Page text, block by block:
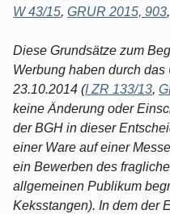
W 43/15, GRUR 2015, 903
Diese Grundsätze zum
Werbung haben durch
23.10.2014 (I ZR 133/13,
keine Änderung oder
der BGH in dieser
einer Ware auf einer
ein Bewerben des
allgemeinen Publikum
Keksstangen). In dem der